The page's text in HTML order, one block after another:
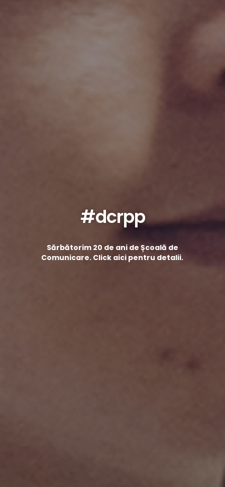
#dcrpp
Sărbătorim 20 de ani de Școală de
Comunicare. Click aici pentru detalii.